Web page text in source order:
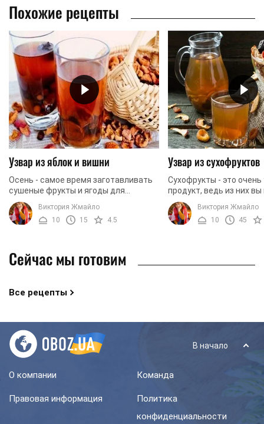
Похожие рецепты
Узвар из яблок и вишни
Осень - самое время заготавливать
сушеные фрукты и ягоды для
витаминного узвара. Минимальный
набор ингредиентов (сушеные
яблоки, вишни и все, что ...
Виктория Жмайло
10
15 4.5
Узвар из сухофруктов
Сухофрукты - это
продукт, ведь из них
любое время года
полезный свежий
напиток. Что не мало
Виктория Жмайло
10
45
Сейчас мы готовим
Все рецепты
В начало
О компании Команда
Правовая информация
Политика
конфиденциальности